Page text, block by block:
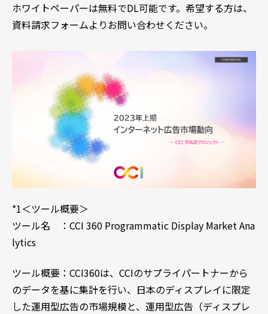
ホワイトペーパーは無料でDL可能です。希望する方は、
資料請求フォームよりお問い合わせください。
*1＜ツール概要＞
ツール名 ：CCI 360 Programmatic Display Market Ana
lytics
ツール概要：CCI360は、CCIのサプライパートナーから
のデータを基に集計を行い、日本のディスプレイに限定
した運用型広告の市場規模と、運用型広告（ディスプレ